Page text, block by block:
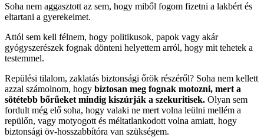
Soha nem aggasztott az sem, hogy miből fogom fizetni a lakbért és
eltartani a gyerekeimet.
Attól sem kell félnem, hogy politikusok, papok vagy akár
gyógyszerészek fognak dönteni helyettem arról, hogy mit tehetek a
testemmel.
Repülési tilalom, zaklatás biztonsági őrök részéről? Soha nem kellett
azzal számolnom, hogy biztosan meg fognak motozni, mert a
sötétebb bőrűeket mindig kiszúrják a szekuritisek. Olyan sem
fordult még elő soha, hogy valaki ne mert volna leülni mellém a
repülőn, vagy motyogott és méltatlankodott volna amiatt, hogy
biztonsági öv-hosszabbítóra van szükségem.